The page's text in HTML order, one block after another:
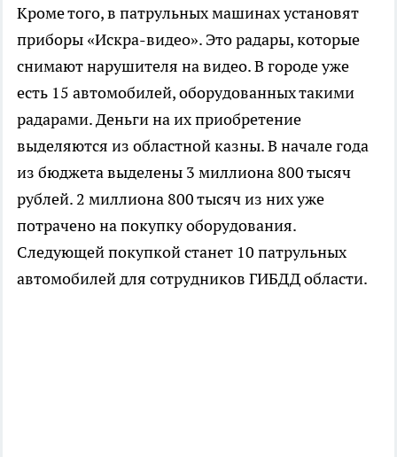
Кроме того, в патрульных машинах установят
приборы «Искра-видео». Это радары, которые
снимают нарушителя на видео. В городе уже
есть 15 автомобилей, оборудованных такими
радарами. Деньги на их приобретение
выделяются из областной казны. В начале года
из бюджета выделены 3 миллиона 800 тысяч
рублей. 2 миллиона 800 тысяч из них уже
потрачено на покупку оборудования.
Следующей покупкой станет 10 патрульных
автомобилей для сотрудников ГИБДД области.